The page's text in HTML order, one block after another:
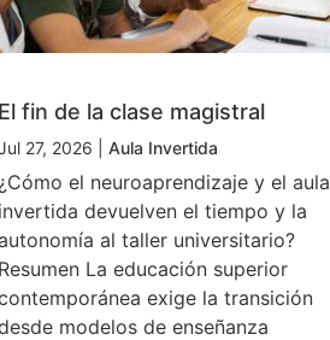
fin de la clase magistral
27, 2026 Aula Invertida
el neuroaprendizaje y el aula
devuelven el tiempo y la
al taller universitario?
La educación superior
exige la transición
modelos de enseñanza